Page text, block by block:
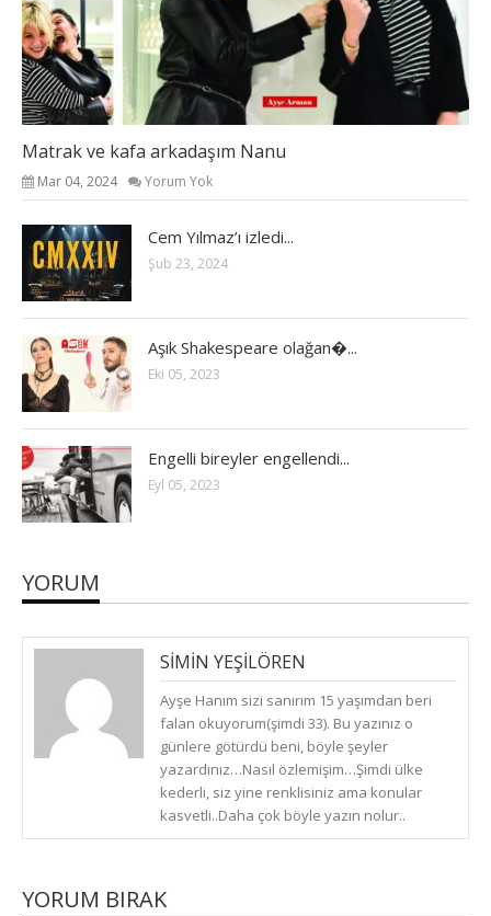
Matrak ve kafa arkadaşım Nanu
Mar 04, 2024 Yorum Yok
Cem Yılmaz’ı izledi...
Şub 23, 2024
Aşık Shakespeare olağan�...
Eki 05, 2023
Engelli bireyler engellendi...
Eyl 05, 2023
YORUM
SIMIN YEŞILÖREN
(PERŞEMBE, ARALIK 28, 2017)
CEVAPLA
Ayşe Hanım sizi sanırım 15 yaşımdan beri
falan okuyorum(şimdi 33). Bu yazınız o
günlere götürdü beni, böyle şeyler
yazardınız…Nasıl özlemişim…Şimdi ülke
kederli, siz yine renklisiniz ama konular
kasvetli..Daha çok böyle yazın nolur..
YORUM BIRAK